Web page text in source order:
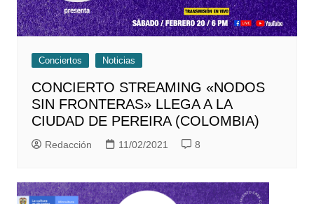
Conciertos Noticias
CONCIERTO STREAMING «NODOS
SIN FRONTERAS» LLEGA A LA
CIUDAD DE PEREIRA (COLOMBIA)
Redacción 11/02/2021 8